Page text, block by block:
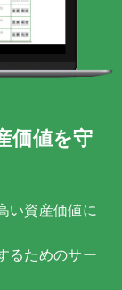
価値を守
い資産価値に
るためのサー